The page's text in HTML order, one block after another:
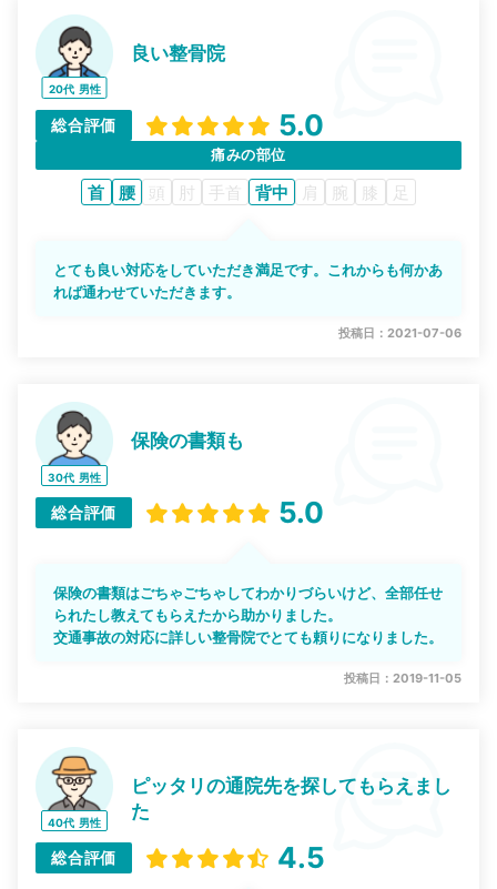
20代 男性
良い整骨院
総合評価 5.0
痛みの部位
首 腰 頭 肘 手首 背中 肩 腕 膝 足
とても良い対応をしていただき満足です。これからも何かあ
れば通わせていただきます。
投稿日：2021-07-06
30代 男性
保険の書類も
総合評価 5.0
保険の書類はごちゃごちゃしてわかりづらいけど、全部任せ
られたし教えてもらえたから助かりました。
交通事故の対応に詳しい整骨院でとても頼りになりました。
投稿日：2019-11-05
40代 男性
ピッタリの通院先を探してもらえまし
た
総合評価 4.5